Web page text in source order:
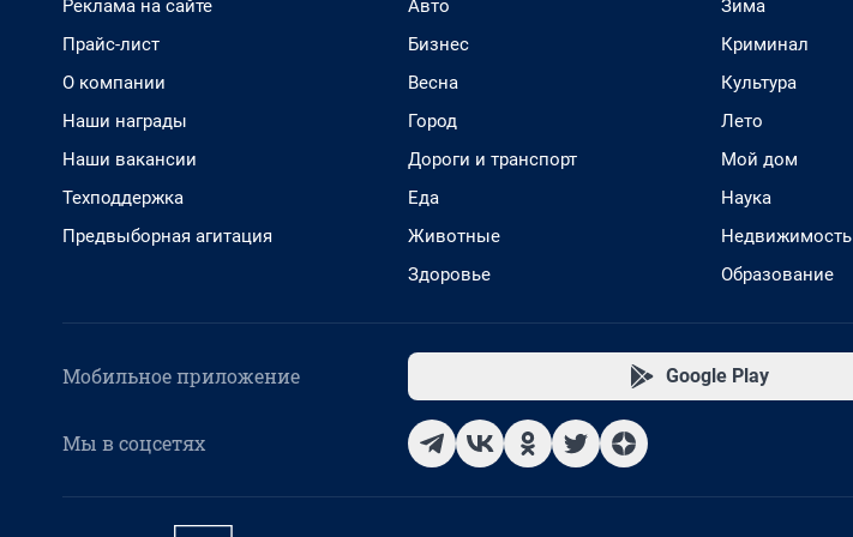
Реклама на сайте
Прайс-лист
О компании
Наши награды
Наши вакансии
Техподдержка
Предвыборная агитация
Авто
Бизнес
Весна
Город
Дороги и транспорт
Еда
Животные
Здоровье
Зима
Криминал
Культура
Лето
Мой дом
Наука
Недвижимость
Образование
Мобильное приложение Google Play
Мы в соцсетях